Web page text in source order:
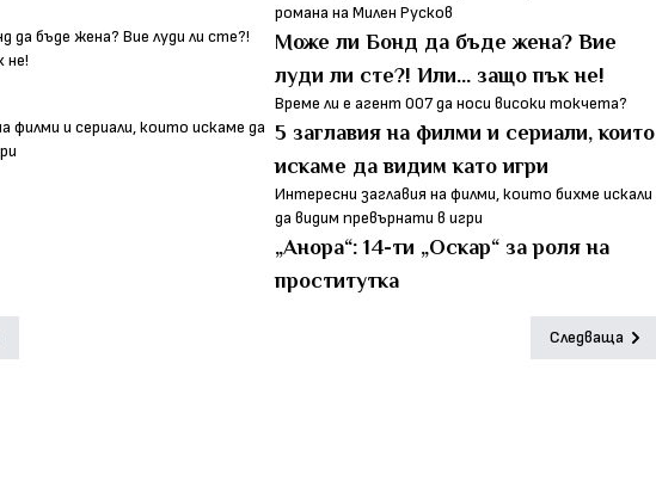
романа на Милен Русков
Може ли Бонд да бъде жена? Вие
луди ли сте?! Или... защо пък не!
Време ли е агент 007 да носи високи токчета?
5 заглавия на филми и сериали, които
искаме да видим като игри
Интересни заглавия на филми, които бихме искали
да видим превърнати в игри
„Анора“: 14-ти „Оскар“ за роля на
проститутка
Следваща